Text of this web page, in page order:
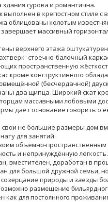
здания сурова и романтична.
выполнен в крепостном стиле
облицованы колотым
массивный
верхнего этажа
-стоечно-балочный
пространственную
кроме конструктивного
(бесчердачной)
два щипца. Широкий скат
массивными лобовыми
даёт основание говорить о
свои не большие размеры дом
для занятий.
объёмно-
и непринуждённую лёгкость.
вместителен, доработан в
для большой дружной семьи,
природы и заезды
размещение
как для постоянного